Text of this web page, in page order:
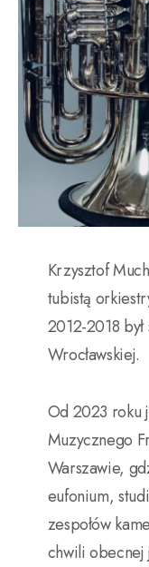
Krzysztof
tubistą
2012-2018
Wrocławskiej.
Od 2023 roku
Muzycznego
Warszawie,
eufonium,
zespołów
chwili obecnej